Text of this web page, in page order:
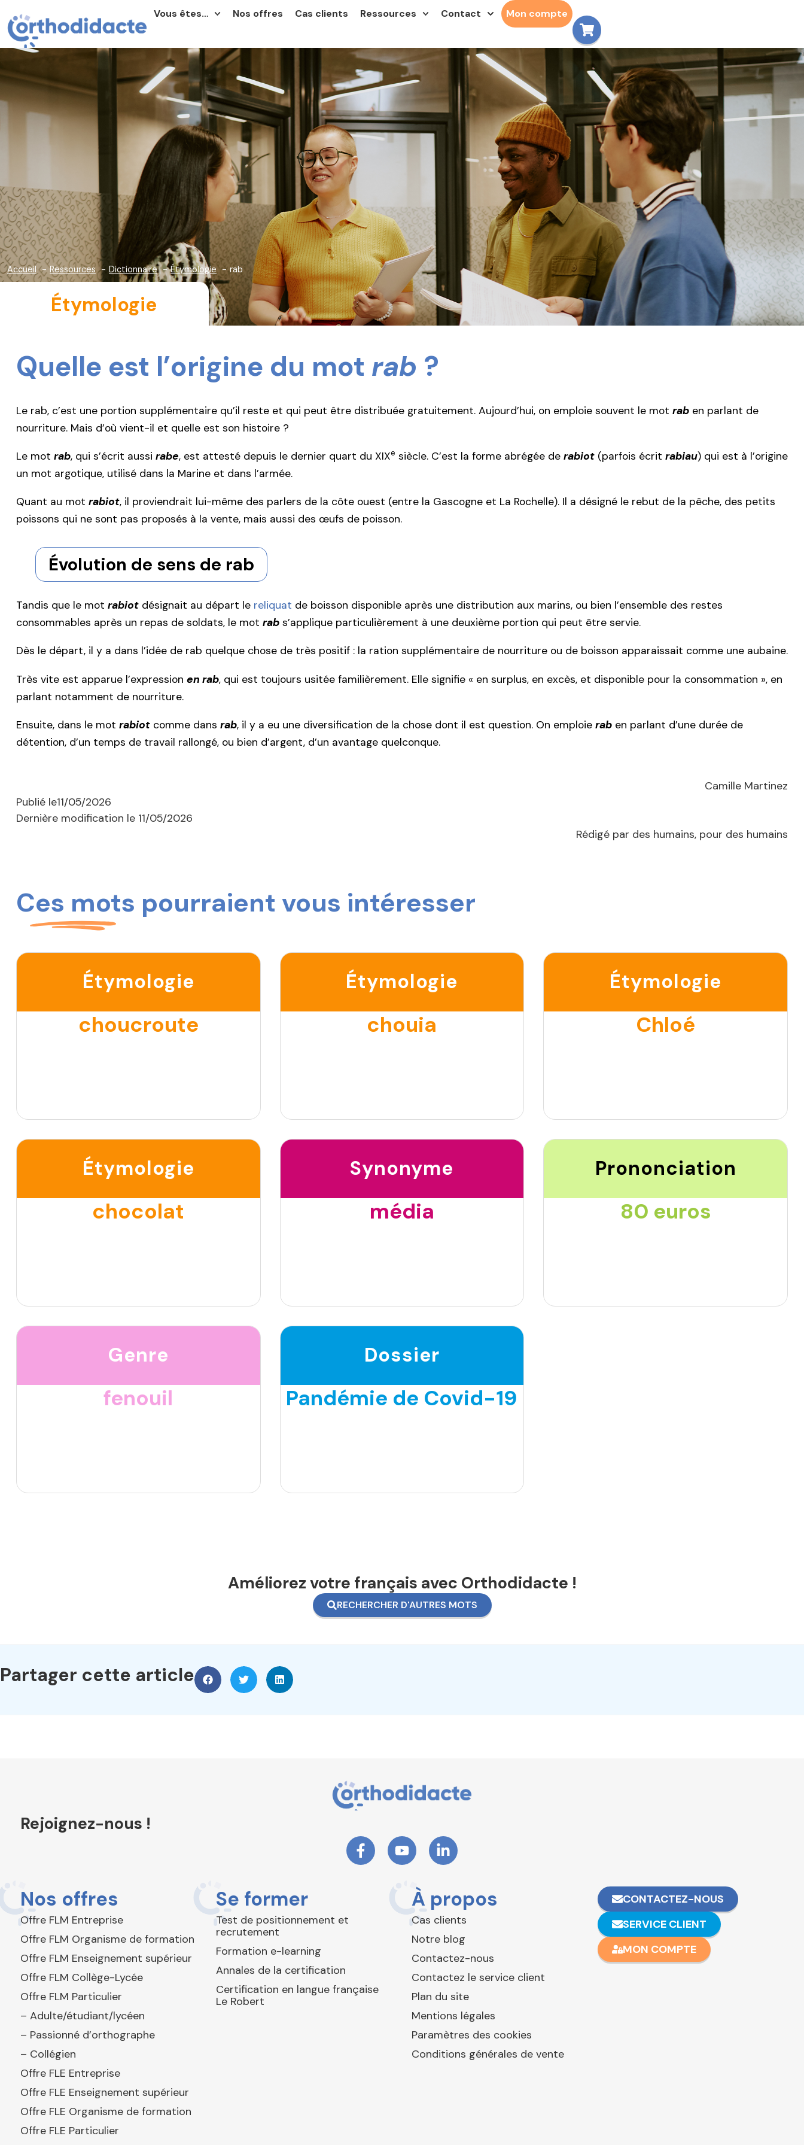
Vous êtes… Nos offres Cas clients Ressources Contact Mon compte
Accueil Ressources Dictionnaire Étymologie rab
Étymologie
Quelle est l’origine du mot rab ?
Le rab, c’est une portion supplémentaire qu’il reste et qui peut être distribuée gratuitement. Aujourd’hui, on emploie souvent le mot rab en parlant de
nourriture. Mais d’où vient-il et quelle est son histoire ?
Le mot rab, qui s’écrit aussi rabe, est attesté depuis le dernier quart du XIXe siècle. C’est la forme abrégée de rabiot (parfois écrit rabiau) qui est à l’origine
un mot argotique, utilisé dans la Marine et dans l’armée.
Quant au mot rabiot, il proviendrait lui-même des parlers de la côte ouest (entre la Gascogne et La Rochelle). Il a désigné le rebut de la pêche, des petits
poissons qui ne sont pas proposés à la vente, mais aussi des œufs de poisson.
Évolution de sens de rab
Tandis que le mot rabiot désignait au départ le reliquat de boisson disponible après une distribution aux marins, ou bien l’ensemble des restes
consommables après un repas de soldats, le mot rab s’applique particulièrement à une deuxième portion qui peut être servie.
Dès le départ, il y a dans l’idée de rab quelque chose de très positif : la ration supplémentaire de nourriture ou de boisson apparaissait comme une aubaine.
Très vite est apparue l’expression en rab, qui est toujours usitée familièrement. Elle signifie « en surplus, en excès, et disponible pour la consommation », en
parlant notamment de nourriture.
Ensuite, dans le mot rabiot comme dans rab, il y a eu une diversification de la chose dont il est question. On emploie rab en parlant d’une durée de
détention, d’un temps de travail rallongé, ou bien d’argent, d’un avantage quelconque.
Camille Martinez
Publié le11/05/2026
Dernière modification le 11/05/2026
Rédigé par des humains, pour des humains
Ces mots pourraient vous intéresser
Étymologie
choucroute
Étymologie
chouia
Étymologie
Chloé
Étymologie
chocolat
Synonyme
média
Prononciation
80 euros
Genre
fenouil
Dossier
Pandémie de Covid-19
Améliorez votre français avec Orthodidacte !
RECHERCHER D'AUTRES MOTS
Partager cette article
Rejoignez-nous !
Nos offres
Offre FLM Entreprise
Offre FLM Organisme de formation
Offre FLM Enseignement supérieur
Offre FLM Collège-Lycée
Offre FLM Particulier
– Adulte/étudiant/lycéen
– Passionné d’orthographe
– Collégien
Offre FLE Entreprise
Offre FLE Enseignement supérieur
Offre FLE Organisme de formation
Offre FLE Particulier
Se former
Test de positionnement et
recrutement
Formation e-learning
Annales de la certification
Certification en langue française
Le Robert
À propos
Cas clients
Notre blog
Contactez-nous
Contactez le service client
Plan du site
Mentions légales
Paramètres des cookies
Conditions générales de vente
CONTACTEZ-NOUS
SERVICE CLIENT
MON COMPTE